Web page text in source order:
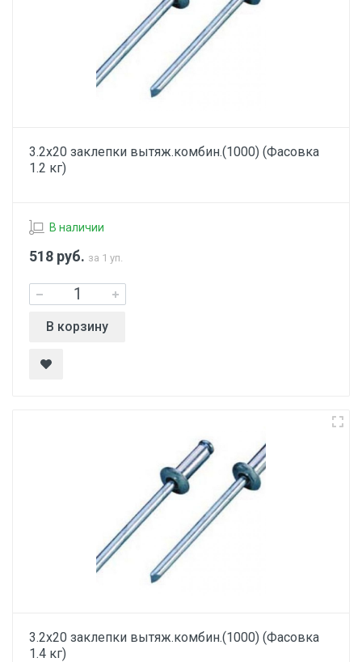
3.2х20 заклепки вытяж.комбин.(1000) (Фасовка
1.2 кг)
В наличии
518 руб. за 1 уп.
В корзину
3.2х20 заклепки вытяж.комбин.(1000) (Фасовка
1.4 кг)